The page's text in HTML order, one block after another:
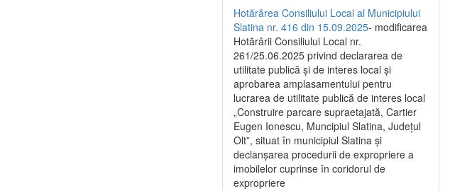
Hotărârea Consiliului Local al Municipiului
Slatina nr. 416 din 15.09.2025- modificarea
Hotărârii Consiliului Local nr.
261/25.06.2025 privind declararea de
utilitate publică și de interes local și
aprobarea amplasamentului pentru
lucrarea de utilitate publică de interes local
„Construire parcare supraetajată, Cartier
Eugen Ionescu, Muncipiul Slatina, Județul
Olt”, situat în municipiul Slatina și
declanșarea procedurii de expropriere a
imobilelor cuprinse în coridorul de
expropriere